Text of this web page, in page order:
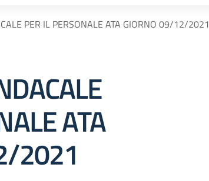
PER IL PERSONALE ATA GIORNO 09/12/2021
ATA
2021